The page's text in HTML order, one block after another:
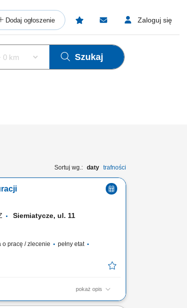
Dodaj ogłoszenie Zaloguj się
Szukaj
Sortuj wg.: daty trafności
Siemiatycze, ul. 11
o pracę / zlecenie
pełny etat
pokaż opis
i budowanie pozytywnych relacji z